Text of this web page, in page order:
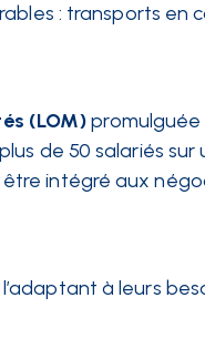
: transports en
(LOM)promulguée
de 50 salariés
intégré aux
l’adaptant à leurs